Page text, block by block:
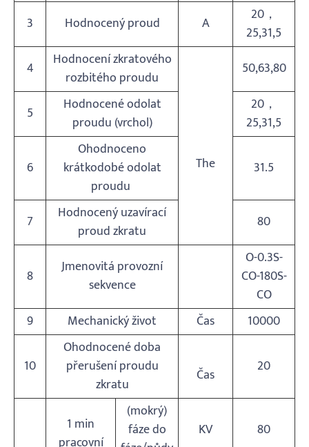
3
Hodnocený proud A
20，
25,31,5
4
Hodnocení zkratového
rozbitého proudu
The
50,63,80
5
Hodnocené odolat
proudu (vrchol)
20，
25,31,5
6
Ohodnoceno
krátkodobé odolat
proudu
31.5
7
Hodnocený uzavírací
proud zkratu
80
8
Jmenovitá provozní
sekvence
O-0.3S-
CO-180S-
CO
9
Mechanický život Čas 10000
10
Ohodnocené doba
přerušení proudu
zkratu
Čas 20
1 min
(mokrý)
fáze do
KV 80